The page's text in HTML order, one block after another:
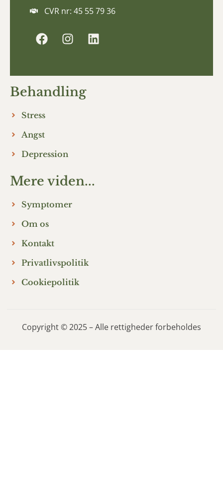
CVR nr: 45 55 79 36
Behandling
Stress
Angst
Depression
Mere viden...
Symptomer
Om os
Kontakt
Privatlivspolitik
Cookiepolitik
Copyright © 2025 – Alle rettigheder forbeholdes